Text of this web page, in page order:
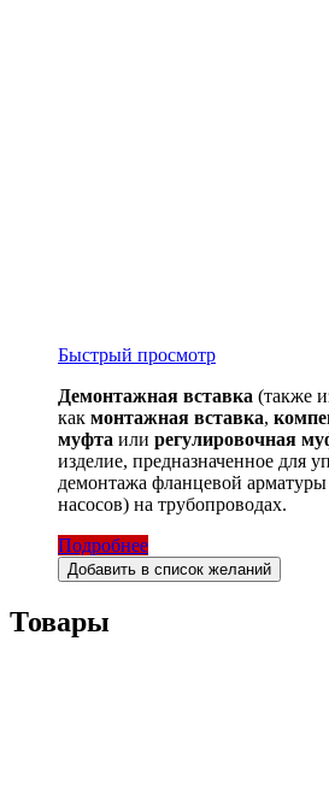
Быстрый просмотр
Демонтажная вставка (также
как монтажная вставка,
муфта или регулировочная
изделие, предназначенное для
демонтажа фланцевой
насосов) на трубопроводах.
Подробнее
Добавить в список желаний
Товары